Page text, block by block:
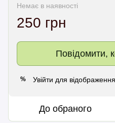
Немає в наявності
250 грн
Повідомити,
% Увійти для
До обраного